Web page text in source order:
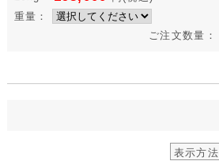
重量：
ご注文数量：
表示方法